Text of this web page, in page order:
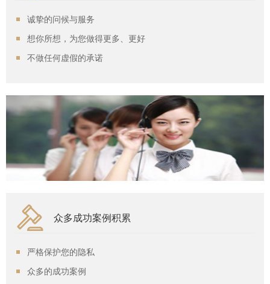
诚挚的问候与服务
想你所想，为您做得更多、更好
不做任何虚假的承诺
众多成功案例积累
严格保护您的隐私
众多的成功案例